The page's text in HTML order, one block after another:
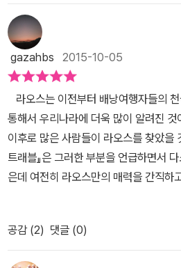
2월~1월이라는군요.​​ △ 비엔티안 지역
셀프트래블라오스 수도 비엔티안은 메
닿아 있습니다.태국에게 반을 뺏겨버렸
고 강남과 강북이 다른 나라가 된 셈이
박물관 - 라오스 셀프트래블도시 전체
곳 라오스의 루앙프라방.전통 건축물들
가 나기도 하더라고요.​△ 서북부 라오
피리언스 - 라오스 셀프트래블바로 라
어인 기번 익스피리언스의 짚라인 투어
타고 돌아다닌다니! 게다가 로망의 나
도 내전이지만, 세계 전쟁 역사에 이용
이 겪은 나라더라고요. 베트남과 맞닿
어버린 사람들이 들려주는 여행지 라오
로 들춰보게 된다. 2015~2016 최신판
적인 정보가 생명. 따끈따끈한 최신 정
의 정보와 크게 다르지 않을 듯한 믿음
행광이니 이 책은 직접 발로 뛰어 찾아
없이 구성되어 있을 것이다. 마음에 든
다. 뛰어드는 사람들을 보기만 해도 저
오스만의 독특한 유적지도 가보고 그곳
해보고 싶다. 그런데 라오스에 대해 전
은 '나 혼자 준비하는 두근두근 해외여
스 자유여행을 위한 맞춤형 가이드북'
고 든든한 마음가짐으로 준비해도 좋을
일주 배낭여행 코스를 제공해준다. 시간
gazahbs 2015-10-05
라오스는 이전부터 배낭여행자들의
통해서 우리나라에 더욱 많이 알려진
이후로 많은 사람들이 라오스를 찾았을
트래블』은 그러한 부분을 언급하면서
은데 여전히 라오스만의 매력을 간직하
부부인 두 저자가 이 책에 나오는 모든
접 발로 찾아가 확인했으며 최고로 정확
인에 확인을 거듭했으며 최대한 객관성
공감 (2) 댓글 (0)